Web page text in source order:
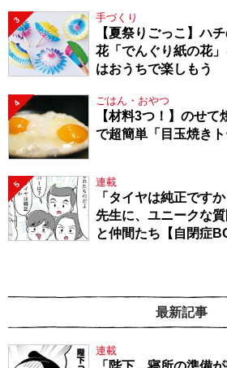
3 手づくり
【夏祭りごっこ】ハ
花「でんぐり紙の花
はおうちで楽しもう
4 ごはん・おやつ
【材料3つ！】のせ
で超簡単「目玉焼きト
5 連載
「タイヤは純正です
先生に、ユニークな
と仲間たち【自閉症
最新記事
連載